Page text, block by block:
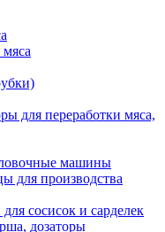
для переработки мяса,
машины
для производства
сосисок и сарделек
дозаторы